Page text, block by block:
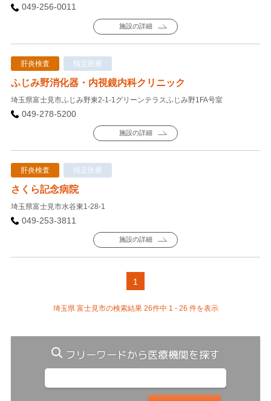
049-256-0011
施設の詳細
肝炎検査 指定医療
ふじみ野消化器・内視鏡内科クリニック
埼玉県富士見市ふじみ野東2-1-1グリーンテラスふじみ野1FA号室
049-278-5200
施設の詳細
肝炎検査 指定医療
さくら記念病院
埼玉県富士見市水谷東1-28-1
049-253-3811
施設の詳細
1
埼玉県 富士見市の検索結果 26件中 1 - 26 件を表示
フリーワードから医療機関を探す